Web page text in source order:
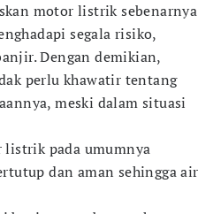
motor listrik sebenarnya
segala risiko,
Dengan demikian,
perlu khawatir tentang
meski dalam situasi
listrik pada umumnya
dan aman sehingga air